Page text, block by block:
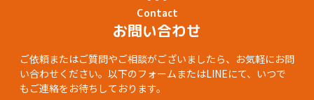
Contact
お問い合わせ
ご依頼またはご質問やご相談がございましたら、お気軽にお問
い合わせください。以下のフォームまたはLINEにて、いつで
もご連絡をお待ちしております。